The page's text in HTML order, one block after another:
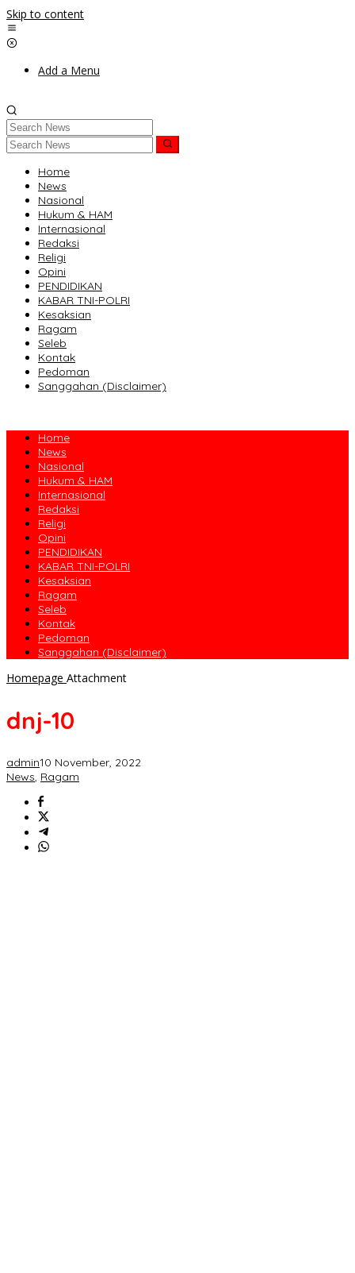
Skip to content
Add a Menu
Home
News
Nasional
Hukum & HAM
Internasional
Redaksi
Religi
Opini
PENDIDIKAN
KABAR TNI-POLRI
Kesaksian
Ragam
Seleb
Kontak
Pedoman
Sanggahan (Disclaimer)
Home
News
Nasional
Hukum & HAM
Internasional
Redaksi
Religi
Opini
PENDIDIKAN
KABAR TNI-POLRI
Kesaksian
Ragam
Seleb
Kontak
Pedoman
Sanggahan (Disclaimer)
Homepage Attachment
dnj-10
admin10 November, 2022
News, Ragam